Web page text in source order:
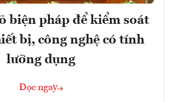
biện pháp để kiểm soát
bị, công nghệ có tính
lưỡng dụng
Đọc ngay